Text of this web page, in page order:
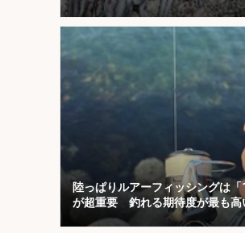
陸っぱりルアーフィッシングは「
が超重要 釣れる期待度が最も高
「1投目」！